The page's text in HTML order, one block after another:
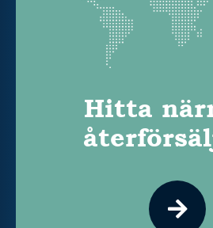
Hitta